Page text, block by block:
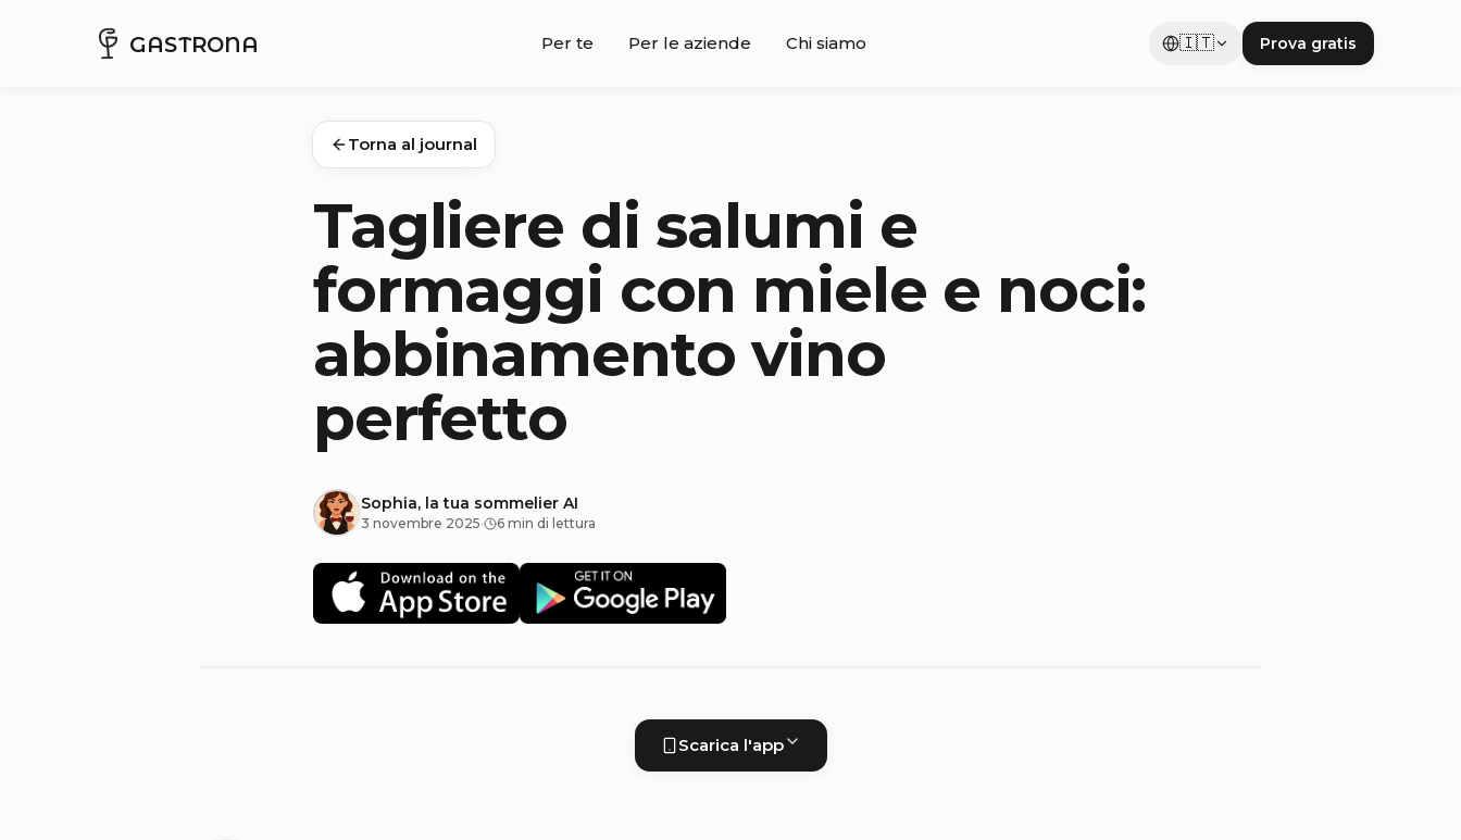
GASTRONA Per te Per le aziende Chi siamo 🇮🇹 Prova gratis
Torna al journal
Tagliere di salumi e
formaggi con miele e noci:
abbinamento vino
perfetto
Sophia, la tua sommelier AI
3 novembre 2025· 6 min di lettura
Scarica l'app